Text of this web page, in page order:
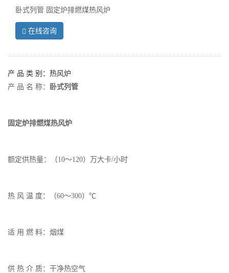
卧式列管 固定炉排燃煤热风炉
在线咨询
产 品 类 别：热风炉
产 品 名 称：
卧式列管
固定炉排燃煤热风炉
额定供热量：（10～120）万大卡/小时
热 风 温 度：（60～300）℃
适 用 燃 料：烟煤
供 热 介 质：干净热空气